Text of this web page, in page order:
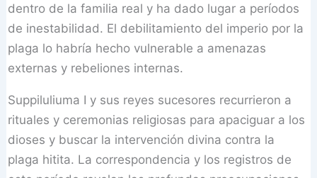
dentro de la familia real y ha dado lugar a períodos
de inestabilidad. El debilitamiento del imperio por la
plaga lo habría hecho vulnerable a amenazas
externas y rebeliones internas.
Suppiluliuma I y sus reyes sucesores recurrieron a
rituales y ceremonias religiosas para apaciguar a los
dioses y buscar la intervención divina contra la
plaga hitita. La correspondencia y los registros de